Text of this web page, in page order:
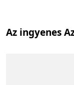
Az ingyenes